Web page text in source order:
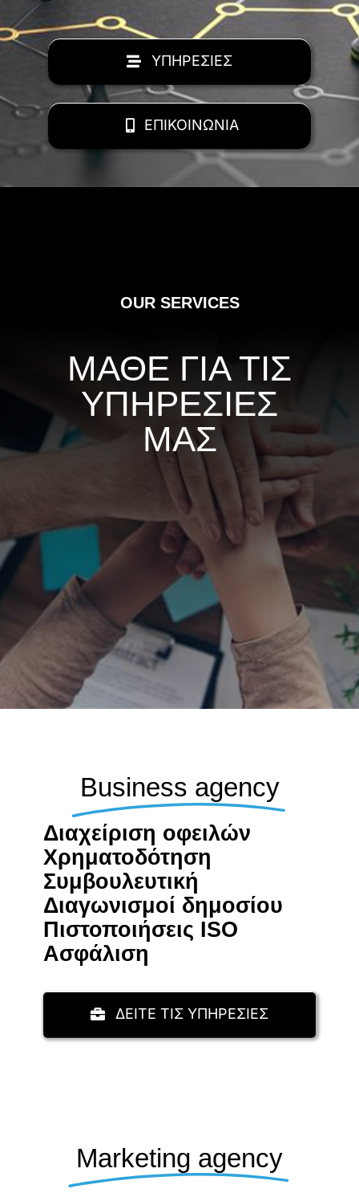
ΥΠΗΡΕΣΙΕΣ
ΕΠΙΚΟΙΝΩΝΙΑ
OUR SERVICES
ΜΑΘΕ ΓΙΑ ΤΙΣ
ΥΠΗΡΕΣΙΕΣ
ΜΑΣ
Business agency
Διαχείριση οφειλών
Χρηματοδότηση
Συμβουλευτική
Διαγωνισμοί δημοσίου
Πιστοποιήσεις ISO
Aσφάλιση
ΔΕΙΤΕ ΤΙΣ ΥΠΗΡΕΣΙΕΣ
Marketing agency